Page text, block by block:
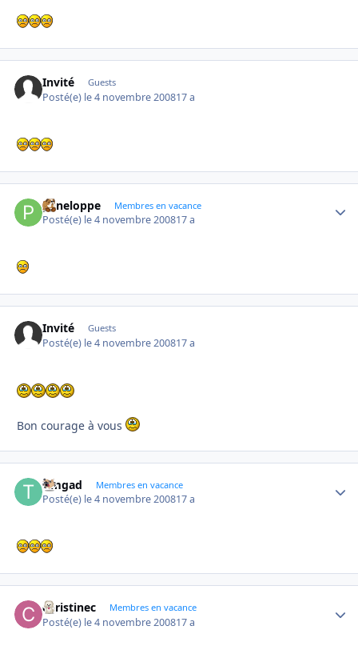
Invité Guests
Posté(e) le 4 novembre 200817 a
peneloppe Membres en vacance
Posté(e) le 4 novembre 200817 a
Invité Guests
Posté(e) le 4 novembre 200817 a
Bon courage à vous
timgad Membres en vacance
Posté(e) le 4 novembre 200817 a
christinec Membres en vacance
Posté(e) le 4 novembre 200817 a